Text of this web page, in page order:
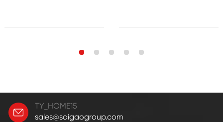
TY_HOME15
sales@saigaogroup.com